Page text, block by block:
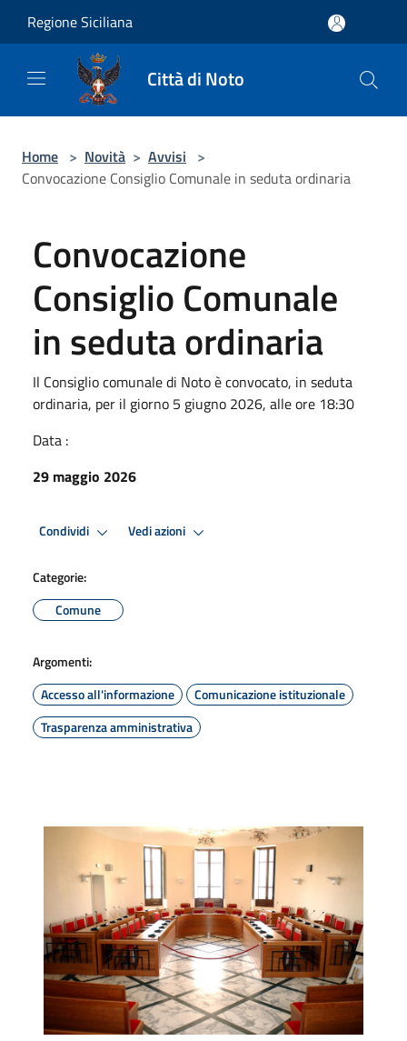
Regione Siciliana
Città di Noto
Home > Novità > Avvisi >
Convocazione Consiglio Comunale in seduta ordinaria
Convocazione
Consiglio Comunale
in seduta ordinaria
Il Consiglio comunale di Noto è convocato, in seduta
ordinaria, per il giorno 5 giugno 2026, alle ore 18:30
Data :
29 maggio 2026
Condividi Vedi azioni
Categorie:
Comune
Argomenti:
Accesso all'informazione
Comunicazione istituzionale
Trasparenza amministrativa